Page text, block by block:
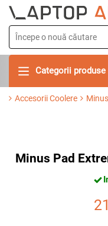
Categorii produse
Accesorii Coolere
Minus Pad